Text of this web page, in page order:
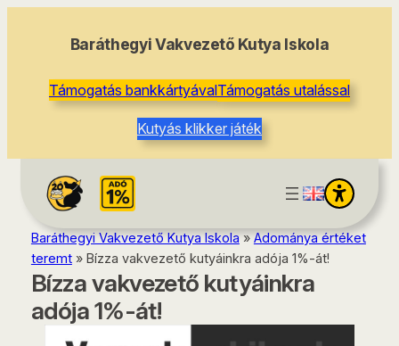
Baráthegyi Vakvezető Kutya Iskola
Támogatás bankkártyávalTámogatás utalással
Kutyás klikker játék
Baráthegyi Vakvezető Kutya Iskola»Adománya értéket
teremt» Bízza vakvezető kutyáinkra adója 1%-át!
Bízza vakvezető kutyáinkra
adója 1%-át!